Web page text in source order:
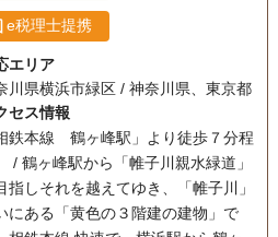
e税理士提携
エリア
川県横浜市緑区 / 神奈川県、東京都
セス情報
鉄本線 鶴ヶ峰駅」より徒歩７分程
/ 鶴ヶ峰駅から「帷子川親水緑道」
指しそれを越えてゆき、「帷子川」
にある「黄色の３階建の建物」で